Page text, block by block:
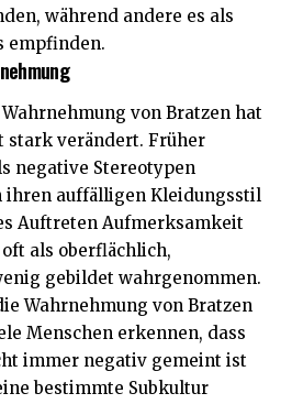
während andere es als
empfinden.
von Bratzen hat
stark verändert. Früher
negative Stereotypen
ihren auffälligen Kleidungsstil
Auftreten Aufmerksamkeit
als oberflächlich,
gebildet wahrgenommen.
Wahrnehmung von Bratzen
Menschen erkennen, dass
immer negativ gemeint ist
bestimmte Subkultur